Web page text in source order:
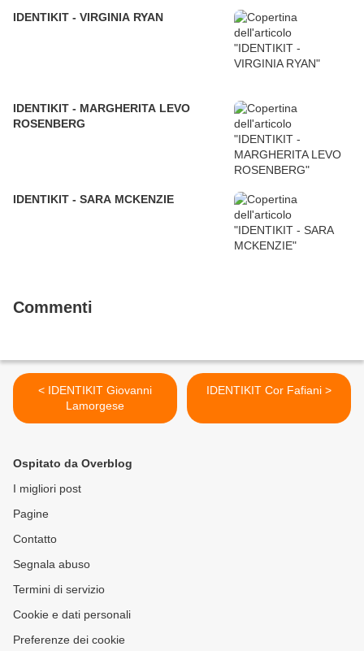
IDENTIKIT - VIRGINIA RYAN
IDENTIKIT - MARGHERITA LEVO
ROSENBERG
IDENTIKIT - SARA MCKENZIE
Commenti
< IDENTIKIT Giovanni
Lamorgese
IDENTIKIT Cor Fafiani >
Ospitato da Overblog
I migliori post
Pagine
Contatto
Segnala abuso
Termini di servizio
Cookie e dati personali
Preferenze dei cookie